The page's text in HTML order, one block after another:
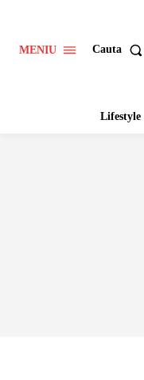
MENIU Cauta
Lifestyle